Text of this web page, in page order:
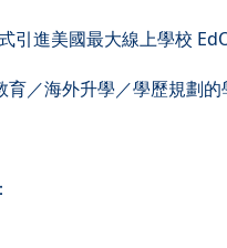
引進美國最大線上學校
／海外升學／學歷規劃